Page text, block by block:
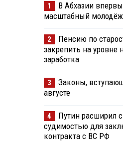
1
В Абхазии
масштабный
2
Пенсию по
закрепить на уровне
заработка
3
Законы,
августе
4
Путин расширил
судимостью для
контракта с ВС РФ